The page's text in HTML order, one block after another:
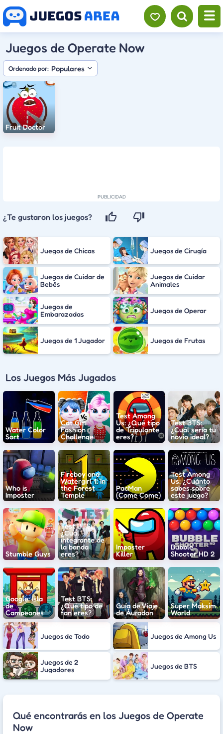
Juegos de Operate Now
Ordenado por: Populares
Fruit Doctor
¿Te gustaron los juegos?
Juegos de Chicas Juegos de Cirugía
Juegos de Cuidar de
Bebés
Juegos de Cuidar
Animales
Juegos de
Embarazadas
Juegos de Operar
Juegos de 1 Jugador Juegos de Frutas
Los Juegos Más Jugados
Water Color
Sort
Cat Girl
Fashion
Challenge
Test Among
Us: ¿Qué tipo
de Tripulante
eres?
Test BTS:
¿Cuál sería tu
novio ideal?
Who is
Imposter
Fireboy and
Watergirl 1: In
the Forest
Temple
PacMan
(Come Come)
Test Among
Us: ¿Cuánto
sabes sobre
este juego?
Stumble Guys
Test BTS:
¿Cuál
integrante de
la banda
eres?
Imposter
Killer
Bubble
Shooter HD 2
Google: Isla
de
Campeones
Test BTS:
¿Qué tipo de
fan eres?
Guía de Viaje
de Áuradon
Super Maksim
World
Juegos de Todo Juegos de Among Us
Juegos de 2
Jugadores
Juegos de BTS
Qué encontrarás en los Juegos de Operate
Now